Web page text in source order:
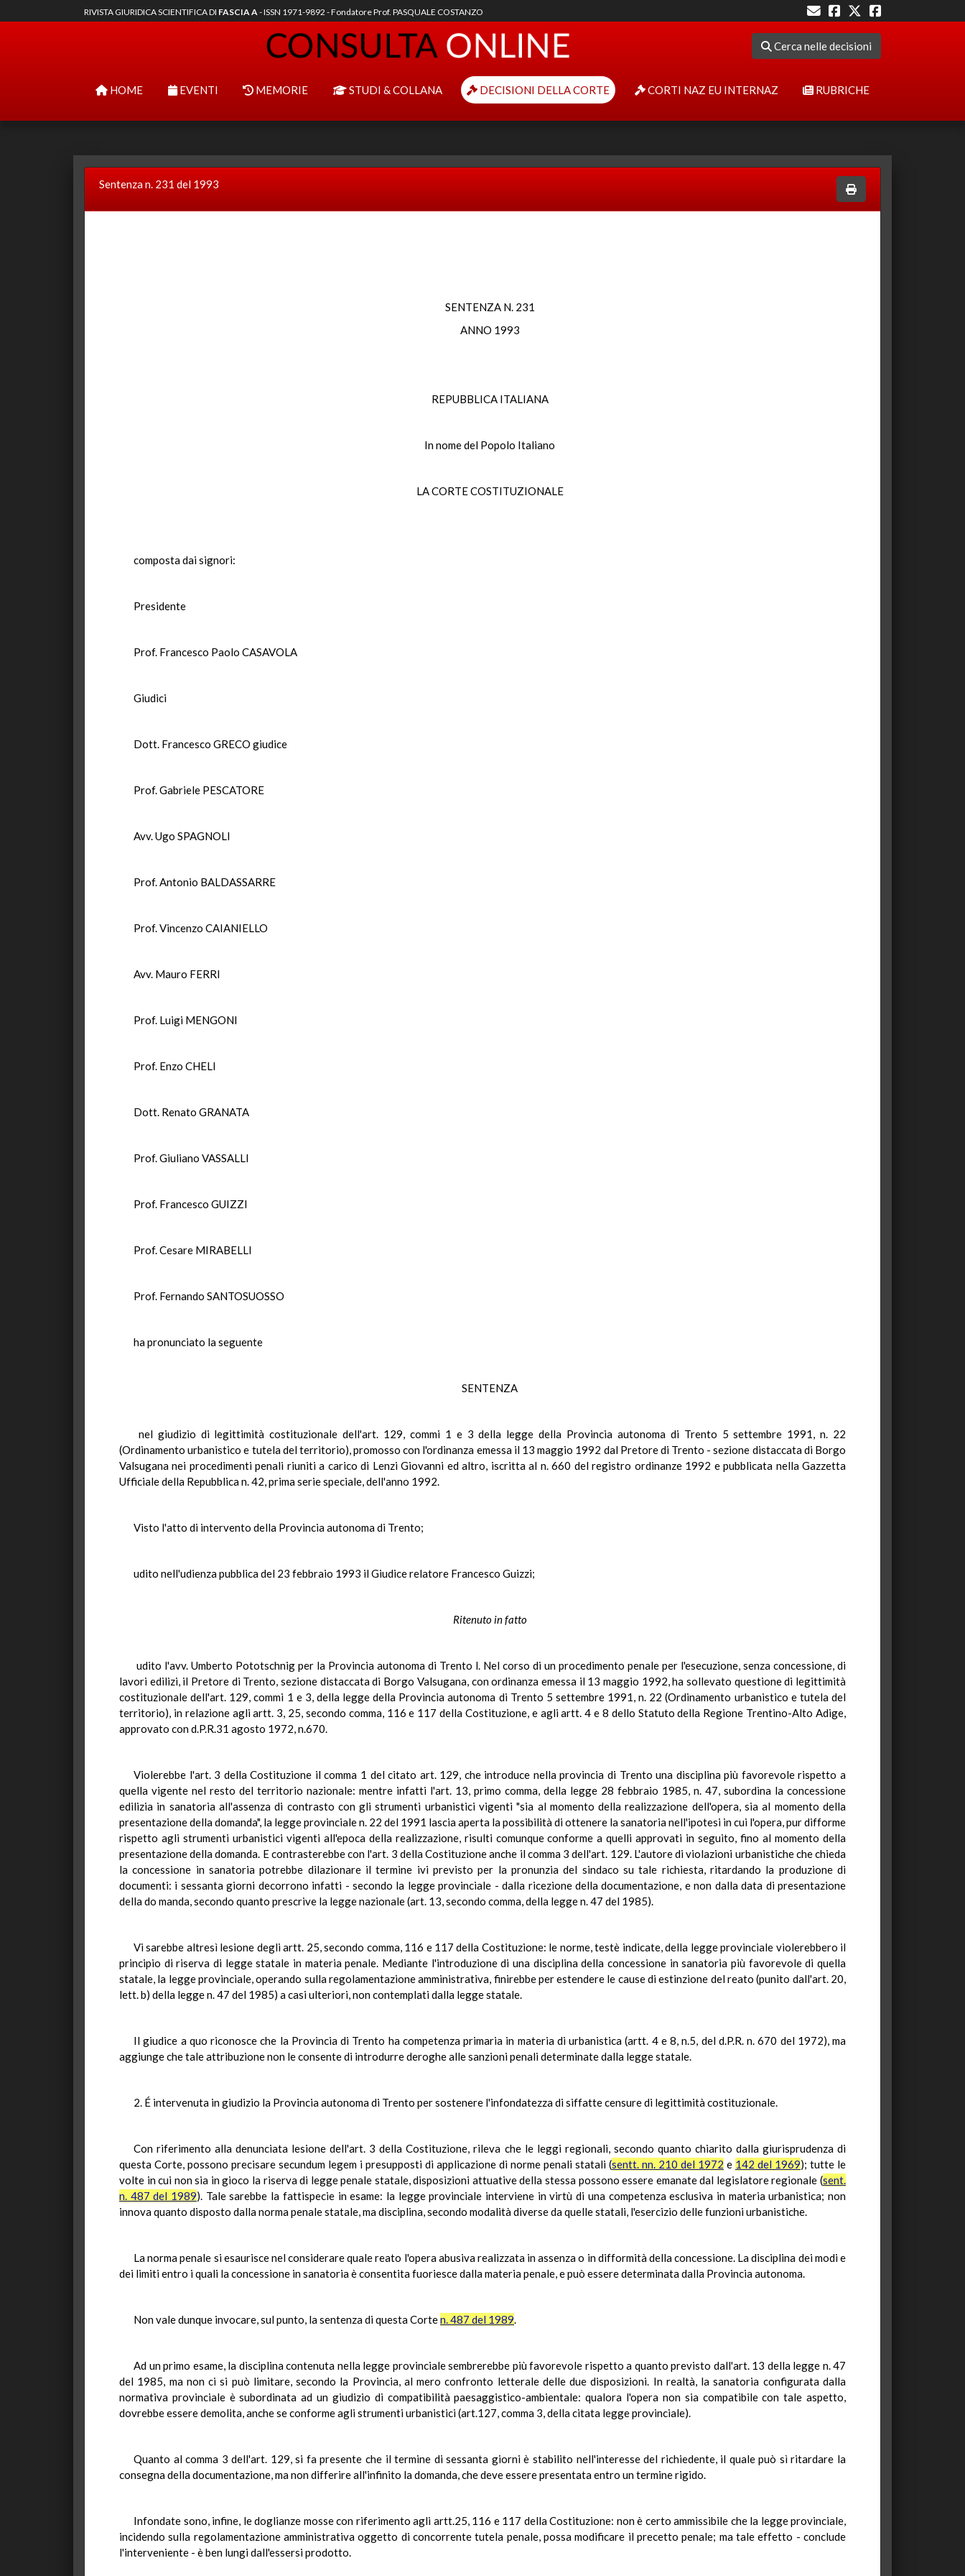
RIVISTA GIURIDICA SCIENTIFICA DI FASCIA A- ISSN 1971-9892 - Fondatore Prof. PASQUALE COSTANZO
Cerca nelle decisioni
HOME EVENTI MEMORIE STUDI & COLLANA DECISIONI DELLA CORTE CORTI NAZ EU INTERNAZ RUBRICHE
Sentenza n. 231 del 1993
SENTENZA N. 231
ANNO 1993
REPUBBLICA ITALIANA
In nome del Popolo Italiano
LA CORTE COSTITUZIONALE
composta dai signori:
Presidente
Prof. Francesco Paolo CASAVOLA
Giudici
Dott. Francesco GRECO giudice
Prof. Gabriele PESCATORE
Avv. Ugo SPAGNOLI
Prof. Antonio BALDASSARRE
Prof. Vincenzo CAIANIELLO
Avv. Mauro FERRI
Prof. Luigi MENGONI
Prof. Enzo CHELI
Dott. Renato GRANATA
Prof. Giuliano VASSALLI
Prof. Francesco GUIZZI
Prof. Cesare MIRABELLI
Prof. Fernando SANTOSUOSSO
ha pronunciato la seguente
SENTENZA
nel giudizio di legittimità costituzionale dell'art. 129, commi 1 e 3 della legge della Provincia autonoma di Trento 5 settembre 1991, n. 22
(Ordinamento urbanistico e tutela del territorio), promosso con l'ordinanza emessa il 13 maggio 1992 dal Pretore di Trento - sezione distaccata di Borgo
Valsugana nei procedimenti penali riuniti a carico di Lenzi Giovanni ed altro, iscritta al n. 660 del registro ordinanze 1992 e pubblicata nella Gazzetta
Ufficiale della Repubblica n. 42, prima serie speciale, dell'anno 1992.
Visto l'atto di intervento della Provincia autonoma di Trento;
udito nell'udienza pubblica del 23 febbraio 1993 il Giudice relatore Francesco Guizzi;
Ritenuto in fatto
udito l'avv. Umberto Pototschnig per la Provincia autonoma di Trento l. Nel corso di un procedimento penale per l'esecuzione, senza concessione, di
lavori edilizi, il Pretore di Trento, sezione distaccata di Borgo Valsugana, con ordinanza emessa il 13 maggio 1992, ha sollevato questione di legittimità
costituzionale dell'art. 129, commi 1 e 3, della legge della Provincia autonoma di Trento 5 settembre 1991, n. 22 (Ordinamento urbanistico e tutela del
territorio), in relazione agli artt. 3, 25, secondo comma, 116 e 117 della Costituzione, e agli artt. 4 e 8 dello Statuto della Regione Trentino-Alto Adige,
approvato con d.P.R.31 agosto 1972, n.670.
Violerebbe l'art. 3 della Costituzione il comma 1 del citato art. 129, che introduce nella provincia di Trento una disciplina più favorevole rispetto a
quella vigente nel resto del territorio nazionale: mentre infatti l'art. 13, primo comma, della legge 28 febbraio 1985, n. 47, subordina la concessione
edilizia in sanatoria all'assenza di contrasto con gli strumenti urbanistici vigenti "sia al momento della realizzazione dell'opera, sia al momento della
presentazione della domanda", la legge provinciale n. 22 del 1991 lascia aperta la possibilità di ottenere la sanatoria nell'ipotesi in cui l'opera, pur difforme
rispetto agli strumenti urbanistici vigenti all'epoca della realizzazione, risulti comunque conforme a quelli approvati in seguito, fino al momento della
presentazione della domanda. E contrasterebbe con l'art. 3 della Costituzione anche il comma 3 dell'art. 129. L'autore di violazioni urbanistiche che chieda
la concessione in sanatoria potrebbe dilazionare il termine ivi previsto per la pronunzia del sindaco su tale richiesta, ritardando la produzione di
documenti: i sessanta giorni decorrono infatti - secondo la legge provinciale - dalla ricezione della documentazione, e non dalla data di presentazione
della do manda, secondo quanto prescrive la legge nazionale (art. 13, secondo comma, della legge n. 47 del 1985).
Vi sarebbe altresì lesione degli artt. 25, secondo comma, 116 e 117 della Costituzione: le norme, testè indicate, della legge provinciale violerebbero il
principio di riserva di legge statale in materia penale. Mediante l'introduzione di una disciplina della concessione in sanatoria più favorevole di quella
statale, la legge provinciale, operando sulla regolamentazione amministrativa, finirebbe per estendere le cause di estinzione del reato (punito dall'art. 20,
lett. b) della legge n. 47 del 1985) a casi ulteriori, non contemplati dalla legge statale.
Il giudice a quo riconosce che la Provincia di Trento ha competenza primaria in materia di urbanistica (artt. 4 e 8, n.5, del d.P.R. n. 670 del 1972), ma
aggiunge che tale attribuzione non le consente di introdurre deroghe alle sanzioni penali determinate dalla legge statale.
2. É intervenuta in giudizio la Provincia autonoma di Trento per sostenere l'infondatezza di siffatte censure di legittimità costituzionale.
Con riferimento alla denunciata lesione dell'art. 3 della Costituzione, rileva che le leggi regionali, secondo quanto chiarito dalla giurisprudenza di
questa Corte, possono precisare secundum legem i presupposti di applicazione di norme penali statali (sentt. nn. 210 del 1972 e 142 del 1969); tutte le
volte in cui non sia in gioco la riserva di legge penale statale, disposizioni attuative della stessa possono essere emanate dal legislatore regionale (sent.
n. 487 del 1989). Tale sarebbe la fattispecie in esame: la legge provinciale interviene in virtù di una competenza esclusiva in materia urbanistica; non
innova quanto disposto dalla norma penale statale, ma disciplina, secondo modalità diverse da quelle statali, l'esercizio delle funzioni urbanistiche.
La norma penale si esaurisce nel considerare quale reato l'opera abusiva realizzata in assenza o in difformità della concessione. La disciplina dei modi e
dei limiti entro i quali la concessione in sanatoria è consentita fuoriesce dalla materia penale, e può essere determinata dalla Provincia autonoma.
Non vale dunque invocare, sul punto, la sentenza di questa Corten. 487 del 1989.
Ad un primo esame, la disciplina contenuta nella legge provinciale sembrerebbe più favorevole rispetto a quanto previsto dall'art. 13 della legge n. 47
del 1985, ma non ci si può limitare, secondo la Provincia, al mero confronto letterale delle due disposizioni. In realtà, la sanatoria configurata dalla
normativa provinciale è subordinata ad un giudizio di compatibilità paesaggistico-ambientale: qualora l'opera non sia compatibile con tale aspetto,
dovrebbe essere demolita, anche se conforme agli strumenti urbanistici (art.127, comma 3, della citata legge provinciale).
Quanto al comma 3 dell'art. 129, si fa presente che il termine di sessanta giorni è stabilito nell'interesse del richiedente, il quale può sì ritardare la
consegna della documentazione, ma non differire all'infinito la domanda, che deve essere presentata entro un termine rigido.
Infondate sono, infine, le doglianze mosse con riferimento agli artt.25, 116 e 117 della Costituzione: non è certo ammissibile che la legge provinciale,
incidendo sulla regolamentazione amministrativa oggetto di concorrente tutela penale, possa modificare il precetto penale; ma tale effetto - conclude
l'interveniente - è ben lungi dall'essersi prodotto.